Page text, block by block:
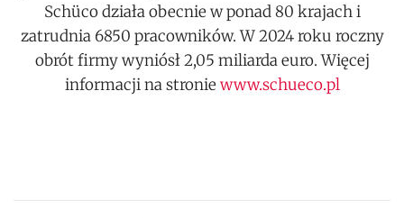
Schüco działa obecnie w ponad 80 krajach i
zatrudnia 6850 pracowników. W 2024 roku roczny
obrót firmy wyniósł 2,05 miliarda euro. Więcej
informacji na stronie www.schueco.pl